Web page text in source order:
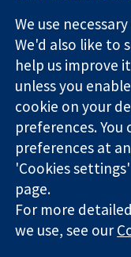
Trusted
evidence.
Informed
decisions.
Better health.
The Cochrane
company limited by
England & Wales. VAT
Copyright © 2026 The
We use
We'd also like to
help us improve
unless you
cookie on your
preferences. You
preferences at
'Cookies
page.
For more
we use, see our